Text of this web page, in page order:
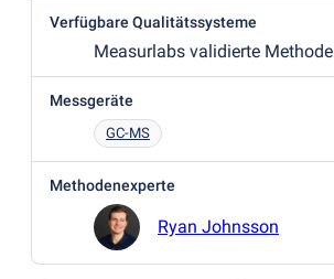
Verfügbare Qualitätssysteme
Measurlabs validierte Methode
Messgeräte
GC-MS
Methodenexperte
Ryan Johnsson